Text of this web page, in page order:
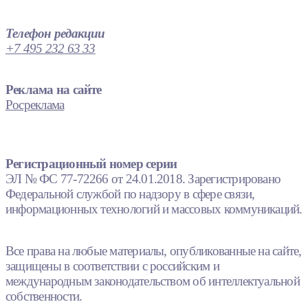
Телефон редакции
+7 495 232 63 33
Реклама на сайте
Росреклама
Регистрационный номер серии
ЭЛ № ФС 77-72266 от 24.01.2018. Зарегистрировано
Федеральной службой по надзору в сфере связи,
информационных технологий и массовых коммуникаций.
Все права на любые материалы, опубликованные на сайте,
защищены в соответствии с российским и
международным законодательством об интеллектуальной
собственности.